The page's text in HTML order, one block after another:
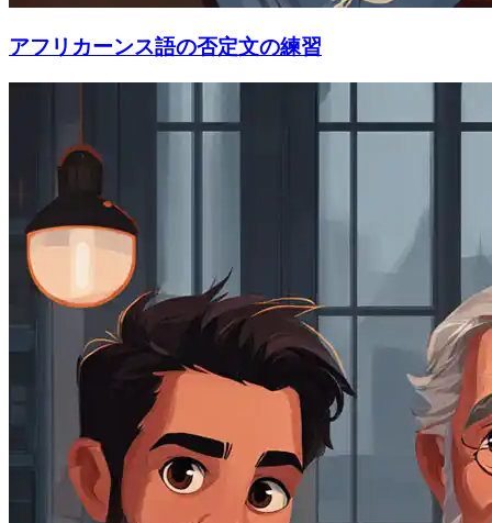
アフリカーンス語の否定文の練習